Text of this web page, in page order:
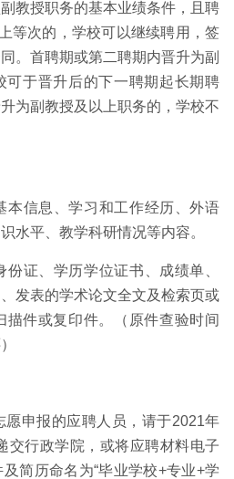
教授职务的基本业绩条件，且聘
等次的，学校可以继续聘用，签
。首聘期或第二聘期内晋升为副
可于晋升后的下一聘期起长期聘
为副教授及以上职务的，学校不
本信息、学习和工作经历、外语
水平、教学科研情况等内容。
证、学历学位证书、成绩单、
发表的学术论文全文及检索页或
描件或复印件。（原件查验时间
愿申报的应聘人员，请于2021年
交行政学院，或将应聘材料电子
简历命名为“毕业学校+专业+学